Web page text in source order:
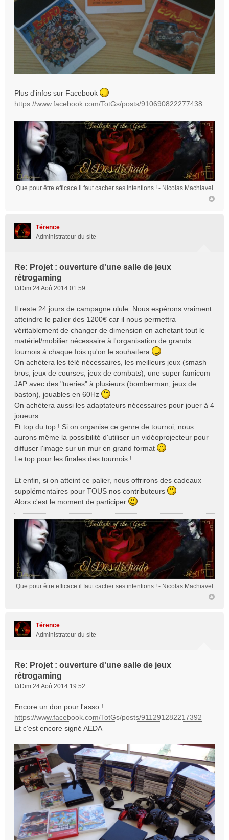
Plus d'infos sur Facebook
https://www.facebook.com/TotGs/posts/910690822277438
Que pour être efficace il faut cacher ses intentions ! - Nicolas Machiavel
Térence
Administrateur du site
Re: Projet : ouverture d'une salle de jeux
rétrogaming
s
s
a
g
e
Dim 24 Aoû 2014 01:59
Il reste 24 jours de campagne ulule. Nous espérons vraiment
atteindre le palier des 1200€ car il nous permettra
véritablement de changer de dimension en achetant tout le
matériel/mobilier nécessaire à l'organisation de grands
tournois à chaque fois qu'on le souhaitera
On achètera les télé nécessaires, les meilleurs jeux (smash
bros, jeux de courses, jeux de combats), une super famicom
JAP avec des "tueries" à plusieurs (bomberman, jeux de
baston), jouables en 60Hz
On achètera aussi les adaptateurs nécessaires pour jouer à 4
joueurs.
Et top du top ! Si on organise ce genre de tournoi, nous
aurons même la possibilité d'utiliser un vidéoprojecteur pour
diffuser l'image sur un mur en grand format
Le top pour les finales des tournois !
Et enfin, si on atteint ce palier, nous offrirons des cadeaux
supplémentaires pour TOUS nos contributeurs
Alors c'est le moment de participer
Que pour être efficace il faut cacher ses intentions ! - Nicolas Machiavel
Térence
Administrateur du site
Re: Projet : ouverture d'une salle de jeux
rétrogaming
s
s
a
e
Dim 24 Aoû 2014 19:52
Encore un don pour l'asso !
https://www.facebook.com/TotGs/posts/911291282217392
Et c'est encore signé AEDA